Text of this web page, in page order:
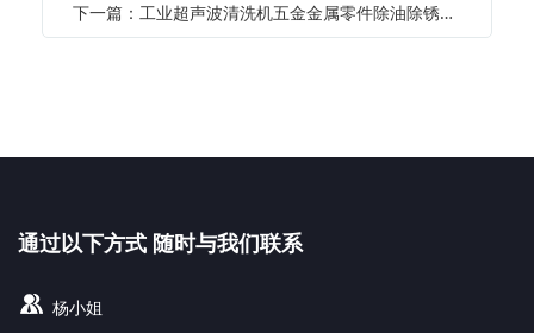
下一篇：工业超声波清洗机五金金属零件除油除锈除蜡多槽超声波清洗设备
通过以下方式 随时与我们联系
杨小姐